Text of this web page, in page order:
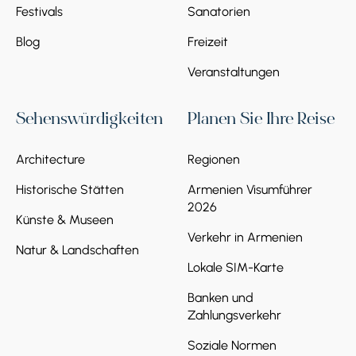
nach und nach auf den Weg zum Gipfel, wo
Landschaften belohnt werden. Diese
anspruchsvolle, aber lohnende Wanderung
Herzen des armenischen Hochlands.
● Höhengewinn: 890 m
Übernachtung: Jerewan
Festivals
Blog
Sanatorien
Freizeit
Veranstaltungen
Sehenswürdigkeiten
Architecture
Historische Stätten
Künste & Museen
Natur & Landschaften
Planen Sie Ihre Reise
Regionen
Armenien Visumführer
2026
Verkehr in Armenien
Lokale SIM-Karte
Banken und
Zahlungsverkehr
Soziale Normen